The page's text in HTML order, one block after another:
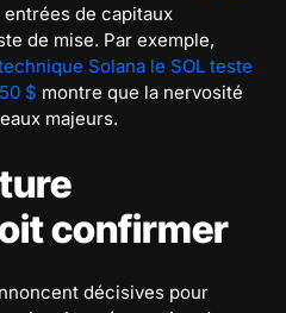
de capitaux
de mise. Par exemple,
Solana le SOL teste
$ montre que la nervosité
majeurs.
confirmer
décisives pour